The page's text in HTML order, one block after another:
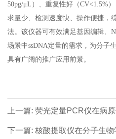
50pg/μL）、重复性好（CV<1.5%
求量少、检测速度快、操作便捷，
法。该仪器可有效满足基因编辑、
场景中ssDNA定量的需求，为分子
具有广阔的推广应用前景。
上一篇: 荧光定量PCR仪在病
量联合检测的应用研究
下一篇: 核酸提取仪在分子生